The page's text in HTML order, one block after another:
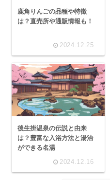
鹿角りんごの品種や特徴
は？直売所や通販情報も！
2024.12.25
後生掛温泉の伝説と由来
は？豊富な入浴方法と湯治
ができる名湯
2024.12.16